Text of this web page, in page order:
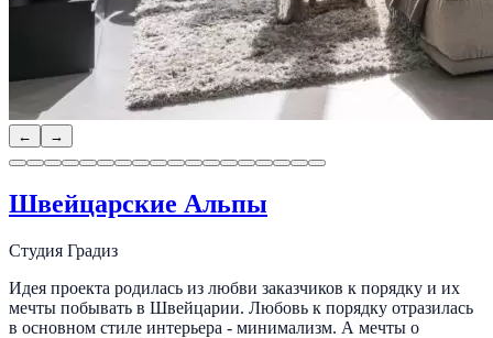
← →
Швейцарские Альпы
Студия Градиз
Идея проекта родилась из любви заказчиков к порядку и их
мечты побывать в Швейцарии. Любовь к порядку отразилась
в основном стиле интерьера - минимализм. А мечты о